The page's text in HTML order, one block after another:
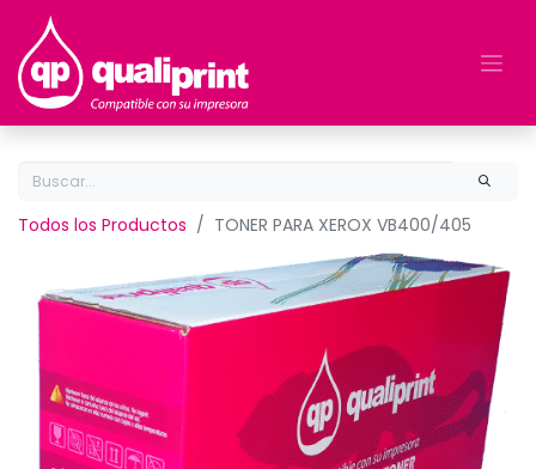
Todos los Productos TONER PARA XEROX VB400/405